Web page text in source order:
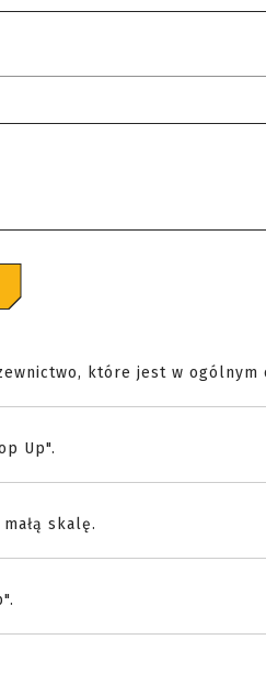
które jest w ogólnym
Up".
skalę.